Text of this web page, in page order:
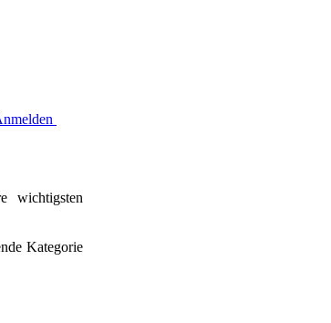
wichtigsten
Kategorie